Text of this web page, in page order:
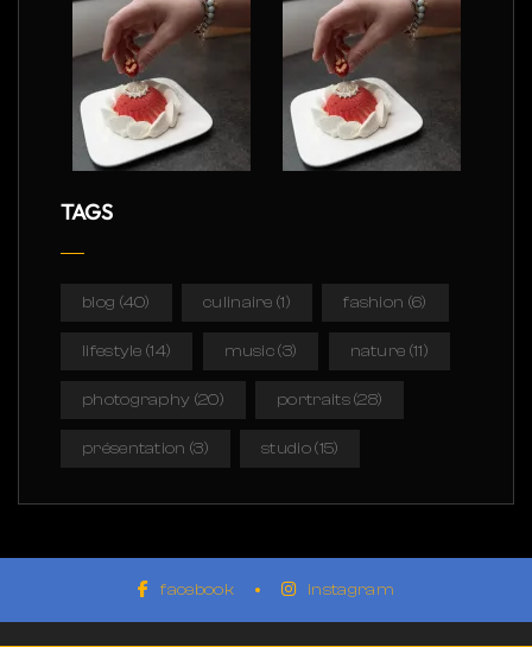
TAGS
blog (40) culinaire (1) fashion (6)
lifestyle (14) music(3) nature (11)
photography (20) portraits(28)
présentation (3) studio(15)
facebook instagram